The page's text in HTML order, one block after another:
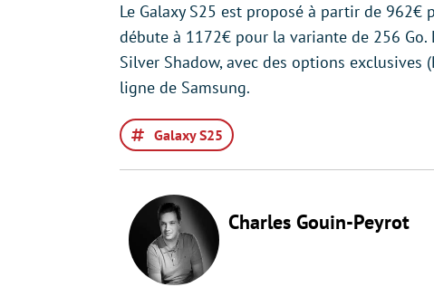
Le Galaxy S25 est proposé à partir de
débute à 1172€ pour la variante de 256
Silver Shadow, avec des options
ligne de Samsung.
Galaxy S25
Charles Gouin-Peyrot